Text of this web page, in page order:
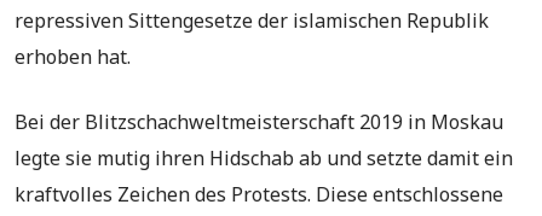
repressiven Sittengesetze der islamischen Republik
erhoben hat.
Bei der Blitzschachweltmeisterschaft 2019 in Moskau
legte sie mutig ihren Hidschab ab und setzte damit ein
kraftvolles Zeichen des Protests. Diese entschlossene